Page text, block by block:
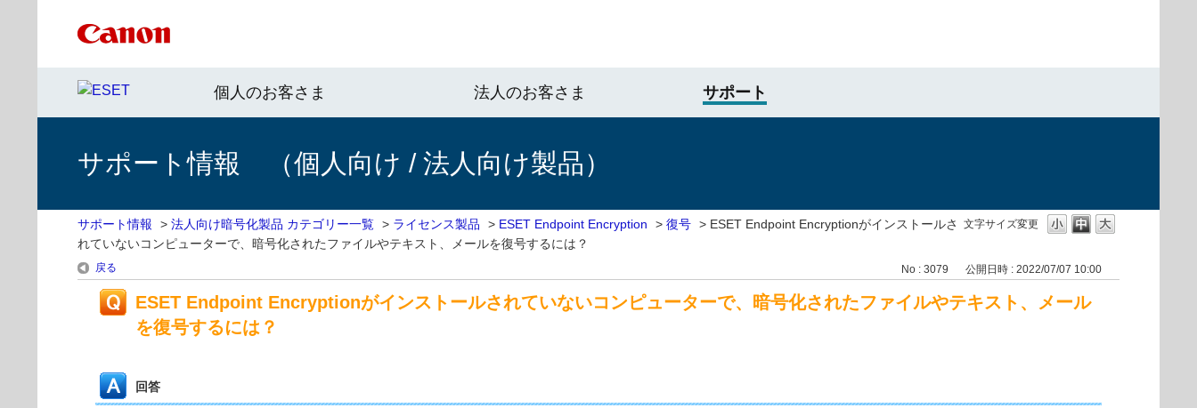
個人のお客さま 法人のお客さま サポート
サポート情報 （個人向け / 法人向け製品）
文字サイズ変更
サポート情報 > 法人向け暗号化製品 カテゴリー一覧 > ライセンス製品 > ESET Endpoint Encryption > 復号 > ESET Endpoint Encryptionがインストールさ
れていないコンピューターで、暗号化されたファイルやテキスト、メールを復号するには？
戻る No : 3079 公開日時 : 2022/07/07 10:00
ESET Endpoint Encryptionがインストールされていないコンピューターで、暗号化されたファイルやテキスト、メール
を復号するには？
回答